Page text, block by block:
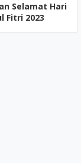
Selamat Hari
Fitri 2023